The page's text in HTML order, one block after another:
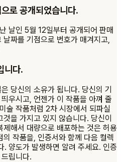
로 공개되었습니다.
날인 5월 12일부터 공개되어 판매
짜를 기점으로 번호가 매겨지고,
니다.
당신의 소유가 됩니다. 당신의 기
우시고, 언젠가 이 작품을 아껴 줄
술 작품처럼 2차 시장에서 되파실
을 가지고 있지 않습니다. 당신이
해서 대량으로 배포하는 것은 허용
작품을, 인증서와 함께 다음 컬렉
. 양도가 발생하면 알려 주세요. 인증
립니다.